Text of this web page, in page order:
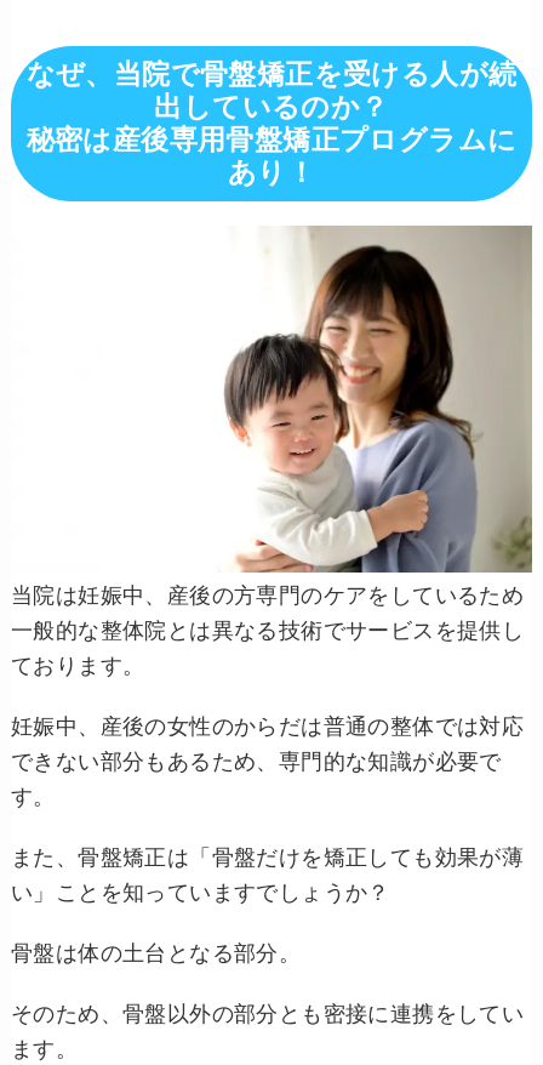
なぜ、当院で骨盤矯正を受ける人が続
出しているのか？
秘密は産後専用骨盤矯正プログラムに
あり！
当院は妊娠中、産後の方専門のケアをしているため
一般的な整体院とは異なる技術でサービスを提供し
ております。
妊娠中、産後の女性のからだは普通の整体では対応
できない部分もあるため、専門的な知識が必要で
す。
また、骨盤矯正は「骨盤だけを矯正しても効果が薄
い」ことを知っていますでしょうか？
骨盤は体の土台となる部分。
そのため、骨盤以外の部分とも密接に連携をしてい
ます。